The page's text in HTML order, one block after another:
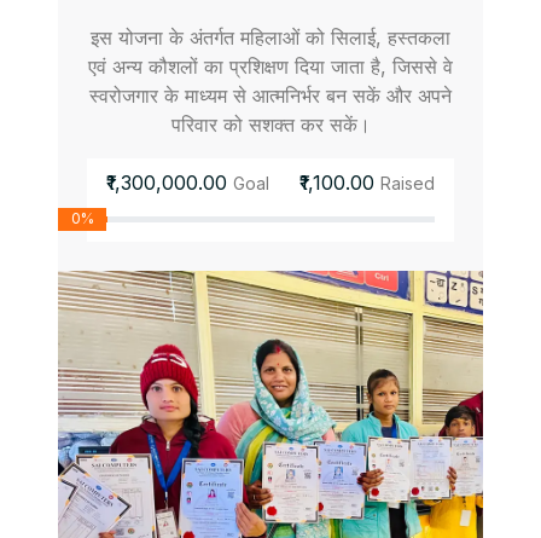
इस योजना के अंतर्गत महिलाओं को सिलाई, हस्तकला
एवं अन्य कौशलों का प्रशिक्षण दिया जाता है, जिससे वे
स्वरोजगार के माध्यम से आत्मनिर्भर बन सकें और अपने
परिवार को सशक्त कर सकें।
₹1,300,000.00 Goal ₹1,100.00 Raised
0%